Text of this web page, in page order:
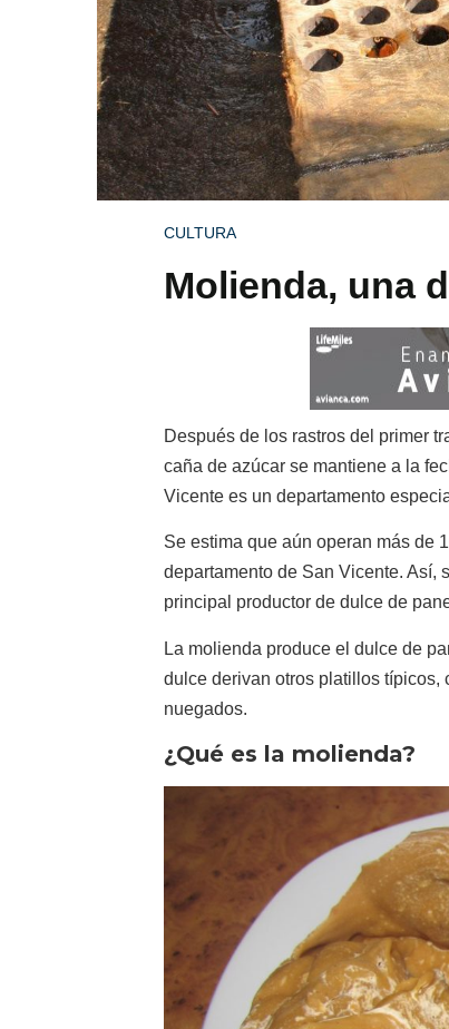
CULTURA
Molienda, una
Después de los rastros del primer
caña de azúcar se mantiene a la
Vicente es un departamento
Se estima que aún operan más de
departamento de San Vicente. Así,
principal productor de dulce de
La molienda produce el dulce de
dulce derivan otros platillos típicos,
nuegados.
¿Qué es la molienda?